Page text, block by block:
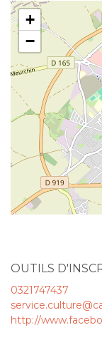
+
−
OUTILS
0321747437
http://